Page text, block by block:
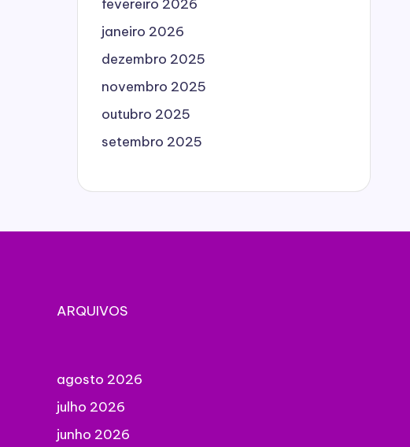
fevereiro 2026
janeiro 2026
dezembro 2025
novembro 2025
outubro 2025
setembro 2025
ARQUIVOS
agosto 2026
julho 2026
junho 2026